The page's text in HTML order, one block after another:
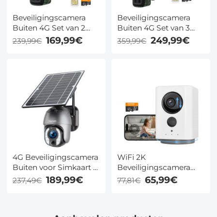
Beveiligingscamera
Buiten 4G Set van 2
zonder Wifi, Compact
met Zonnepaneel, 2K,
239,99€ 169,99€
Beveiligingscamera
Buiten 4G Set van 3
zonder Wifi, Compact
met Zonnepaneel, 2K,
359,99€ 249,99€
4G Beveiligingscamera
Buiten voor Simkaart –
Zonder Wifi, 2K, 40x
Zoom, Zonnepaneel en
237,49€ 189,99€
WiFi 2K
Beveiligingscamera
Binnen met Accu 32GB
SD kaart Nachtzicht en
77,81€ 65,99€